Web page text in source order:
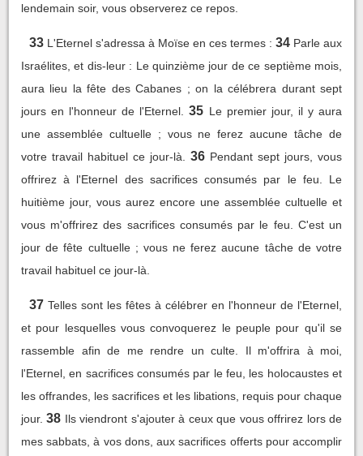
lendemain soir, vous observerez ce repos.
33 L'Eternel s'adressa à Moïse en ces termes : 34 Parle aux
Israélites, et dis-leur : Le quinzième jour de ce septième mois,
aura lieu la fête des Cabanes ; on la célébrera durant sept
jours en l'honneur de l'Eternel.
35 Le premier jour, il y aura
une assemblée cultuelle ; vous ne ferez aucune tâche de
votre travail habituel ce jour-là.
36 Pendant sept jours, vous
offrirez à l'Eternel des sacrifices consumés par le feu. Le
huitième jour, vous aurez encore une assemblée cultuelle et
vous m'offrirez des sacrifices consumés par le feu. C'est un
jour de fête cultuelle ; vous ne ferez aucune tâche de votre
travail habituel ce jour-là.
37 Telles sont les fêtes à célébrer en l'honneur de l'Eternel,
et pour lesquelles vous convoquerez le peuple pour qu'il se
rassemble afin de me rendre un culte. Il m'offrira à moi,
l'Eternel, en sacrifices consumés par le feu, les holocaustes et
les offrandes, les sacrifices et les libations, requis pour chaque
jour. 38 Ils viendront s'ajouter à ceux que vous offrirez lors de
mes sabbats, à vos dons, aux sacrifices offerts pour accomplir